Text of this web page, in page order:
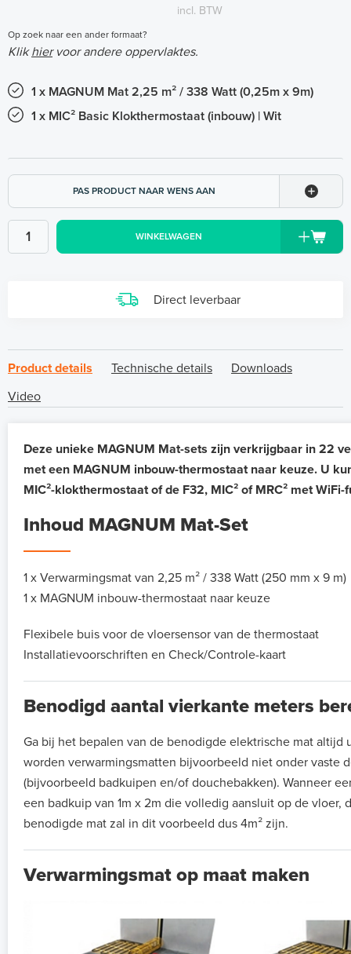
incl. BTW
Op zoek naar een ander formaat?
Klikhiervoor andere oppervlaktes.
1 x MAGNUM Mat 2,25 m² / 338 Watt (0,25m x 9m)
1 x MIC² Basic Klokthermostaat (inbouw) | Wit
PAS PRODUCT NAAR WENS AAN
WINKELWAGEN
Direct leverbaar
Product details Technische details
Downloads
Video
Deze unieke MAGNUM Mat-sets zijn verkrijgbaar in 22
met een MAGNUM inbouw-thermostaat naar keuze. U
MIC²-klokthermostaat of de F32, MIC² of MRC² met WiFi-
Inhoud MAGNUM Mat-Set
1 x Verwarmingsmat van 2,25 m² / 338 Watt (250 mm x 9 m)
1 x MAGNUM inbouw-thermostaat naar keuze
Flexibele buis voor de vloersensor van de thermostaat
Installatievoorschriften en Check/Controle-kaart
Benodigd aantal vierkante meters
Ga bij het bepalen van de benodigde elektrische mat altijd
worden verwarmingsmatten bijvoorbeeld niet onder vaste
(bijvoorbeeld badkuipen en/of douchebakken). Wanneer
een badkuip van 1m x 2m die volledig aansluit op de
benodigde mat zal in dit voorbeeld dus 4m² zijn.
Verwarmingsmat op maat maken